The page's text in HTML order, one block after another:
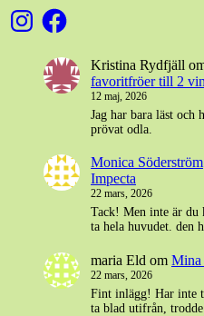
InstagramFacebook
Kristina Rydfjäll
favoritfröer till 2
12 maj, 2026
Jag har bara läst och
prövat odla.
Monica Söderström
Impecta
22 mars, 2026
Tack! Men inte är du
ta hela huvudet. den
maria Eld om Mina
22 mars, 2026
Fint inlägg! Har inte
ta blad utifrån,